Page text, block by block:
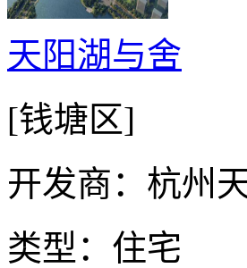
天阳湖与舍
[钱塘区]
开发商：杭州
类型：住宅